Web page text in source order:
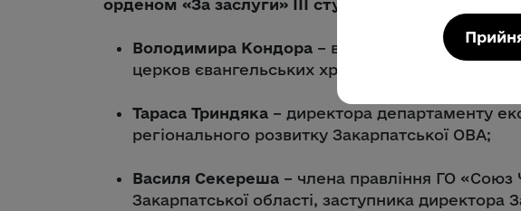
орденом «За заслуги» ІІІ ступеня:
Володимира Кондора – виконавчого
церков євангельських християн-баптистів;
Тараса Триндяка – директора департаменту
регіонального розвитку Закарпатської ОВА;
Василя Секереша – члена правління ГО «Союз
Закарпатської області, заступника директора